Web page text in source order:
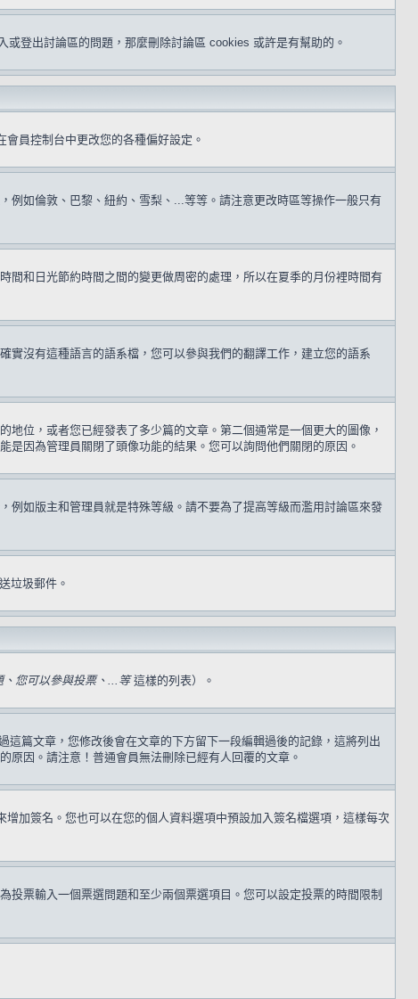
登出討論區的問題，那麼刪除討論區 cookies 或許是有幫助的。
員控制台中更改您的各種偏好設定。
例如倫敦、巴黎、紐約、雪梨、...等等。請注意更改時區等操作一般只有
間和日光節約時間之間的變更做周密的處理，所以在夏季的月份裡時間有
實沒有這種語言的語系檔，您可以參與我們的翻譯工作，建立您的語系
位，或者您已經發表了多少篇的文章。第二個通常是一個更大的圖像，
因為管理員關閉了頭像功能的結果。您可以詢問他們關閉的原因。
例如版主和管理員就是特殊等級。請不要為了提高等級而濫用討論區來發
垃圾郵件。
、您可以參與投票、...等這樣的列表）。
篇文章，您修改後會在文章的下方留下一段編輯過後的記錄，這將列出
原因。請注意！普通會員無法刪除已經有人回覆的文章。
增加簽名。您也可以在您的個人資料選項中預設加入簽名檔選項，這樣每次
票輸入一個票選問題和至少兩個票選項目。您可以設定投票的時間限制